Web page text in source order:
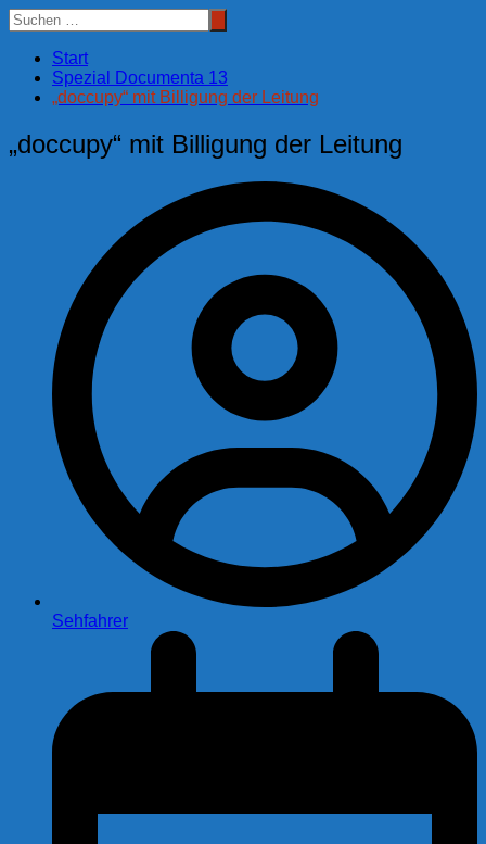
Start
Spezial Documenta 13
„doccupy“ mit Billigung der Leitung
„doccupy“ mit Billigung der Leitung
Sehfahrer